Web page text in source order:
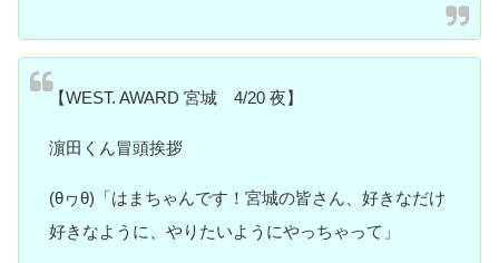
【WEST. AWARD 宮城 4/20 夜】
濵田くん冒頭挨拶
(θヮθ)「はまちゃんです！宮城の皆さん、好きなだけ
好きなように、やりたいようにやっちゃって」